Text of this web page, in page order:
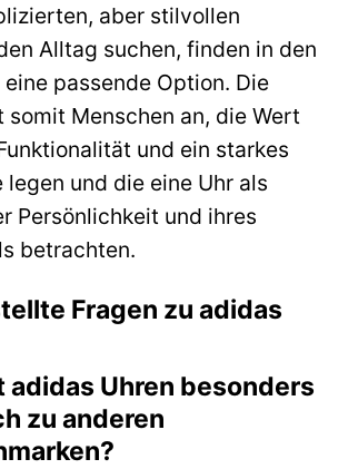
aber stilvollen
Alltag suchen, finden in den
passende Option. Die
somit Menschen an, die Wert
und ein starkes
legen und die eine Uhr als
Persönlichkeit und ihres
betrachten.
Fragen zu adidas
adidas Uhren besonders
zu anderen